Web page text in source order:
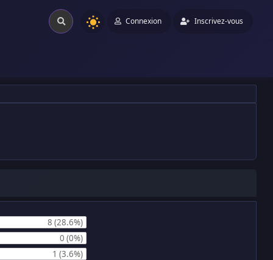
Connexion Inscrivez-vous
8 (28.6%)
0 (0%)
1 (3.6%)